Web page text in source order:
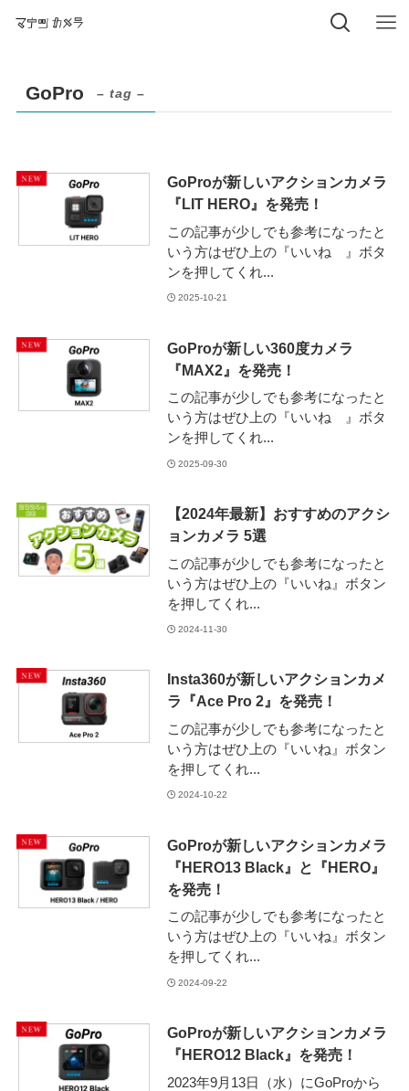
GoPro – tag –
GoProが新しいアクションカメラ
『LIT HERO』を発売！
この記事が少しでも参考になったと
いう方はぜひ上の『いいね 』ボタ
ンを押してくれ...
2025-10-21
GoProが新しい360度カメラ
『MAX2』を発売！
この記事が少しでも参考になったと
いう方はぜひ上の『いいね 』ボタ
ンを押してくれ...
2025-09-30
【2024年最新】おすすめのアクシ
ョンカメラ 5選
この記事が少しでも参考になったと
いう方はぜひ上の『いいね』ボタン
を押してくれ...
2024-11-30
Insta360が新しいアクションカメ
ラ『Ace Pro 2』を発売！
この記事が少しでも参考になったと
いう方はぜひ上の『いいね』ボタン
を押してくれ...
2024-10-22
GoProが新しいアクションカメラ
『HERO13 Black』と『HERO』
を発売！
この記事が少しでも参考になったと
いう方はぜひ上の『いいね』ボタン
を押してくれ...
2024-09-22
GoProが新しいアクションカメラ
『HERO12 Black』を発売！
2023年9月13日（水）にGoProから